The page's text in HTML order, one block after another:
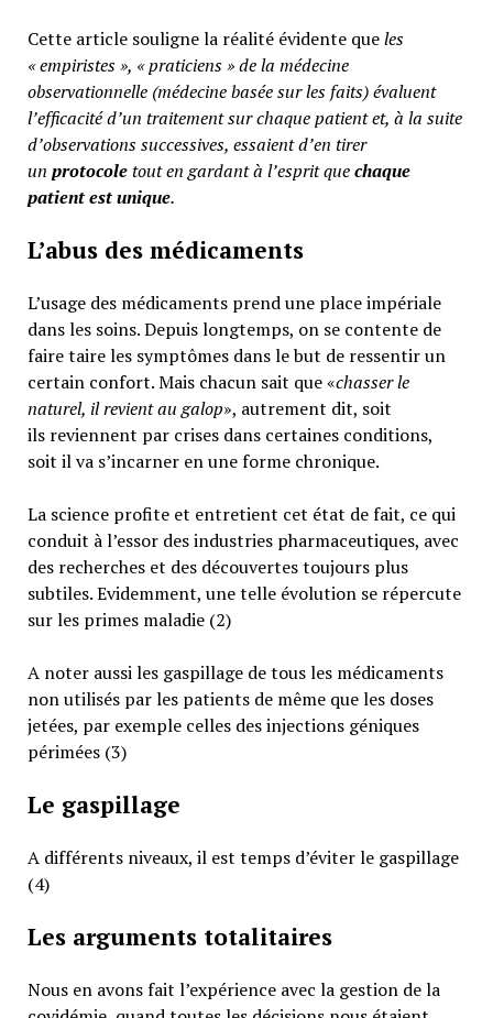
Cette article souligne la réalité évidente queles
« empiristes », « praticiens » de la médecine
observationnelle (médecine basée sur les faits) évaluent
l’efficacité d’un traitement sur chaque patient et, à la suite
d’observations successives, essaient d’en tirer
un protocoletout en gardant à l’esprit quechaque
patient est unique.
L’abus des médicaments
L’usage des médicaments prend une place impériale
dans les soins. Depuis longtemps, on se contente de
faire taire les symptômes dans le but de ressentir un
certain confort. Mais chacun sait que «chasser le
naturel, il revient au galop», autrement dit, soit
ils reviennent par crises dans certaines conditions,
soit il va s’incarner en une forme chronique.
La science profite et entretient cet état de fait, ce qui
conduit à l’essor des industries pharmaceutiques, avec
des recherches et des découvertes toujours plus
subtiles. Evidemment, une telle évolution se répercute
sur les primes maladie (2)
A noter aussi les gaspillage de tous les médicaments
non utilisés par les patients de même que les doses
jetées, par exemple celles des injections géniques
périmées (3)
Le gaspillage
A différents niveaux, il est temps d’éviter le gaspillage
(4)
Les arguments totalitaires
Nous en avons fait l’expérience avec la gestion de la